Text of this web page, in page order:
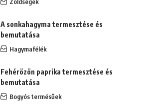
A sonkahagyma termesztése és
bemutatása
Hagymafélék
Fehérözön paprika termesztése és
bemutatása
Bogyós termésűek